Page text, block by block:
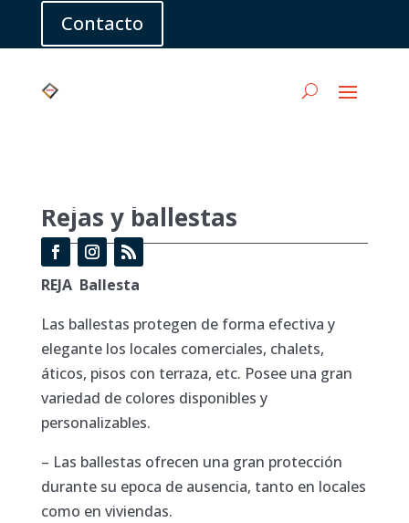
Contacto

Rejas y ballestas
REJA Ballesta
Las ballestas protegen de forma efectiva y
elegante los locales comerciales, chalets,
áticos, pisos con terraza, etc. Posee una gran
variedad de colores disponibles y
personalizables.
– Las ballestas ofrecen una gran protección
durante su epoca de ausencia, tanto en locales
como en viviendas.